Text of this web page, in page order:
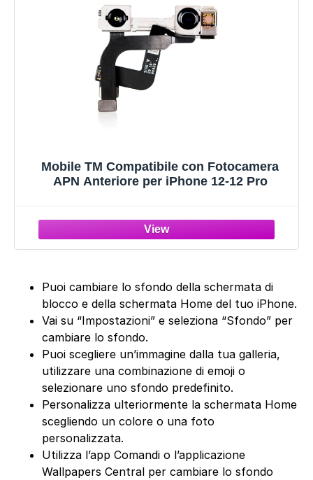
Mobile TM Compatibile con Fotocamera
APN Anteriore per iPhone 12-12 Pro
Puoi cambiare lo sfondo della schermata di
blocco e della schermata Home del tuo iPhone.
Vai su “Impostazioni” e seleziona “Sfondo” per
cambiare lo sfondo.
Puoi scegliere un’immagine dalla tua galleria,
utilizzare una combinazione di emoji o
selezionare uno sfondo predefinito.
Personalizza ulteriormente la schermata Home
scegliendo un colore o una foto
personalizzata.
Utilizza l’app Comandi o l’applicazione
Wallpapers Central per cambiare lo sfondo